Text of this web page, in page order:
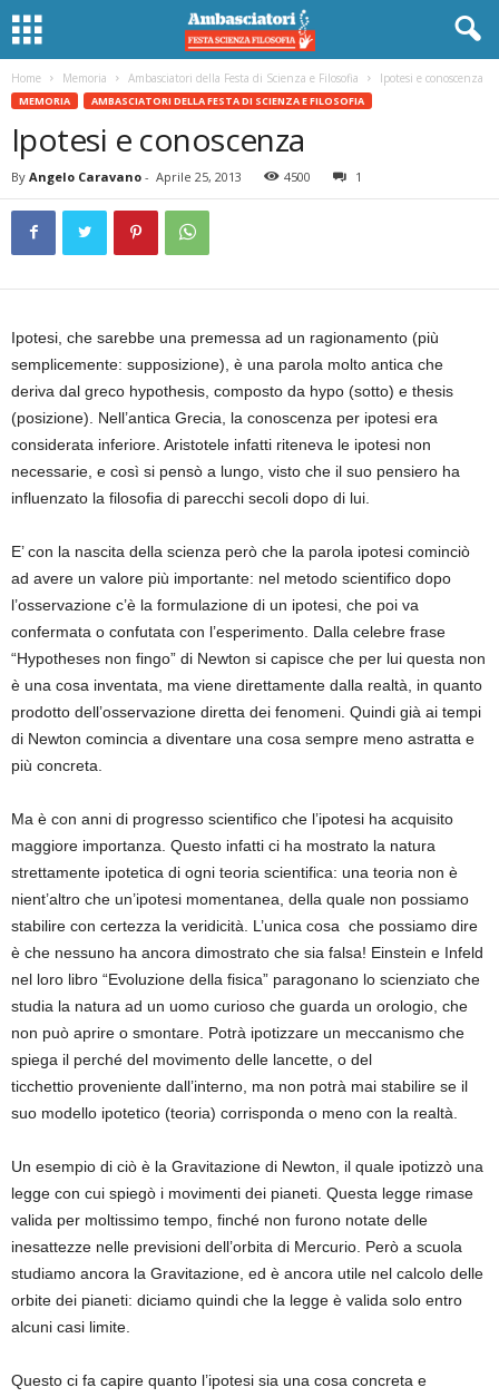
Home Memoria Ambasciatori della Festa di Scienza e Filosofia Ipotesi e conoscenza
MEMORIA AMBASCIATORI DELLA FESTA DI SCIENZA E FILOSOFIA
Ipotesi e conoscenza
By Angelo Caravano - Aprile 25, 2013 4500 1
Ipotesi, che sarebbe una premessa ad un ragionamento (più
semplicemente: supposizione), è una parola molto antica che
deriva dal greco hypothesis, composto da hypo (sotto) e thesis
(posizione). Nell’antica Grecia, la conoscenza per ipotesi era
considerata inferiore. Aristotele infatti riteneva le ipotesi non
necessarie, e così si pensò a lungo, visto che il suo pensiero ha
influenzato la filosofia di parecchi secoli dopo di lui.
E’ con la nascita della scienza però che la parola ipotesi cominciò
ad avere un valore più importante: nel metodo scientifico dopo
l’osservazione c’è la formulazione di un ipotesi, che poi va
confermata o confutata con l’esperimento. Dalla celebre frase
“Hypotheses non fingo” di Newton si capisce che per lui questa non
è una cosa inventata, ma viene direttamente dalla realtà, in quanto
prodotto dell’osservazione diretta dei fenomeni. Quindi già ai tempi
di Newton comincia a diventare una cosa sempre meno astratta e
più concreta.
Ma è con anni di progresso scientifico che l’ipotesi ha acquisito
maggiore importanza. Questo infatti ci ha mostrato la natura
strettamente ipotetica di ogni teoria scientifica: una teoria non è
nient’altro che un’ipotesi momentanea, della quale non possiamo
stabilire con certezza la veridicità. L’unica cosa che possiamo dire
è che nessuno ha ancora dimostrato che sia falsa! Einstein e Infeld
nel loro libro “Evoluzione della fisica” paragonano lo scienziato che
studia la natura ad un uomo curioso che guarda un orologio, che
non può aprire o smontare. Potrà ipotizzare un meccanismo che
spiega il perché del movimento delle lancette, o del
ticchettio proveniente dall’interno, ma non potrà mai stabilire se il
suo modello ipotetico (teoria) corrisponda o meno con la realtà.
Un esempio di ciò è la Gravitazione di Newton, il quale ipotizzò una
legge con cui spiegò i movimenti dei pianeti. Questa legge rimase
valida per moltissimo tempo, finché non furono notate delle
inesattezze nelle previsioni dell’orbita di Mercurio. Però a scuola
studiamo ancora la Gravitazione, ed è ancora utile nel calcolo delle
orbite dei pianeti: diciamo quindi che la legge è valida solo entro
alcuni casi limite.
Questo ci fa capire quanto l’ipotesi sia una cosa concreta e